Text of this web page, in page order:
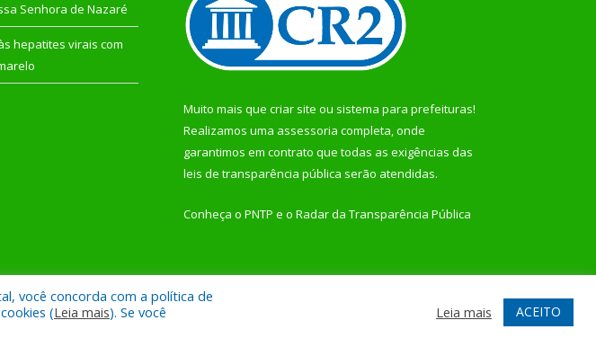
Senhora de Nazaré
hepatites virais com
Muito mais que criar site ou sistema para prefeituras!
Realizamos uma assessoria completa, onde
garantimos em contrato que todas as exigências das
leis de transparência pública serão atendidas.
Conheça o PNTP e o Radar da Transparência Pública
Mapa do Site Acessar Webmail
você concorda com a política de
(Leia mais). Se você
Leia mais ACEITO